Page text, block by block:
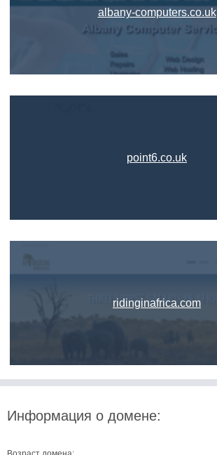
albany-computers.co.uk
point6.co.uk
ridinginafrica.com
Информация о домене: